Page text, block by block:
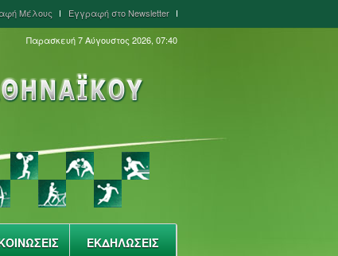
Μέλους Εγγραφή στο Newsletter
Παρασκευή 7 Αύγουστος 2026, 07:40
ΕΚΔΗΛΩΣΕΙΣ